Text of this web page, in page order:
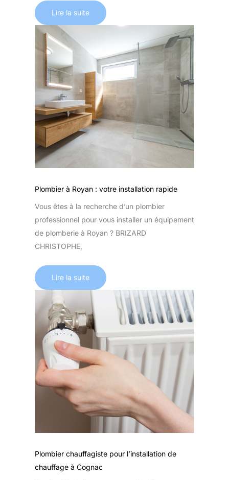
Lire la suite
Plombier à Royan : votre installation rapide
Vous êtes à la recherche d’un plombier
professionnel pour vous installer un équipement
de plomberie à Royan ? BRIZARD
CHRISTOPHE,
Lire la suite
Plombier chauffagiste pour l’installation de
chauffage à Cognac